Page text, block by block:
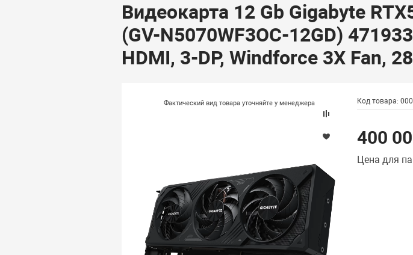
Видеокарта 12 Gb Gigabyte
(GV-N5070WF3OC-12GD)
HDMI, 3-DP, Windforce 3X Fan,
Фактический вид товара уточняйте у менеджера Код товара:
400
Цена для